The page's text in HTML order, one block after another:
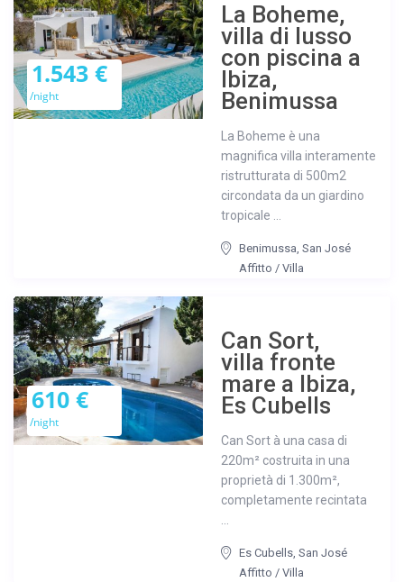
1.543 €
/night
La Boheme,
villa di lusso
con piscina a
Ibiza,
Benimussa
La Boheme è una
magnifica villa interamente
ristrutturata di 500m2
circondata da un giardino
tropicale ...
Benimussa,San José
Affitto /Villa
610 €
/night
Can Sort,
villa fronte
mare a Ibiza,
Es Cubells
Can Sort à una casa di
220m² costruita in una
proprietà di 1.300m²,
completamente recintata
Es Cubells,San José
Affitto /Villa